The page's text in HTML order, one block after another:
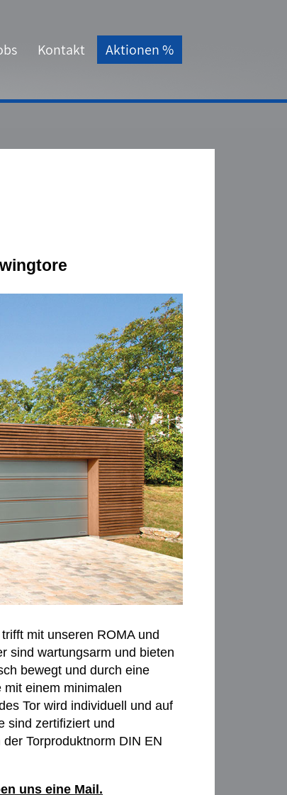
Kontakt Aktionen %
mit unseren ROMA und
sind wartungsarm und bieten
bewegt und durch eine
einem minimalen
Tor wird individuell und auf
sind zertifiziert und
Torproduktnorm DIN EN
uns eine Mail.